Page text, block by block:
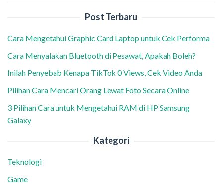
Post Terbaru
Cara Mengetahui Graphic Card Laptop untuk Cek Performa
Cara Menyalakan Bluetooth di Pesawat, Apakah Boleh?
Inilah Penyebab Kenapa TikTok 0 Views, Cek Video Anda
Pilihan Cara Mencari Orang Lewat Foto Secara Online
3 Pilihan Cara untuk Mengetahui RAM di HP Samsung
Galaxy
Kategori
Teknologi
Game